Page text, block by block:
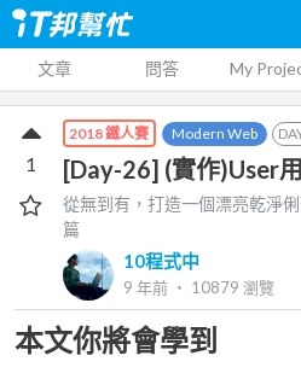
文章 問答 My
2018 鐵人賽 Modern Web
[Day-26] (實作)User
從無到有，打造一個漂亮乾淨
篇
10程式中
9 年前 ‧ 10879 瀏覽
1
本文你將會學到